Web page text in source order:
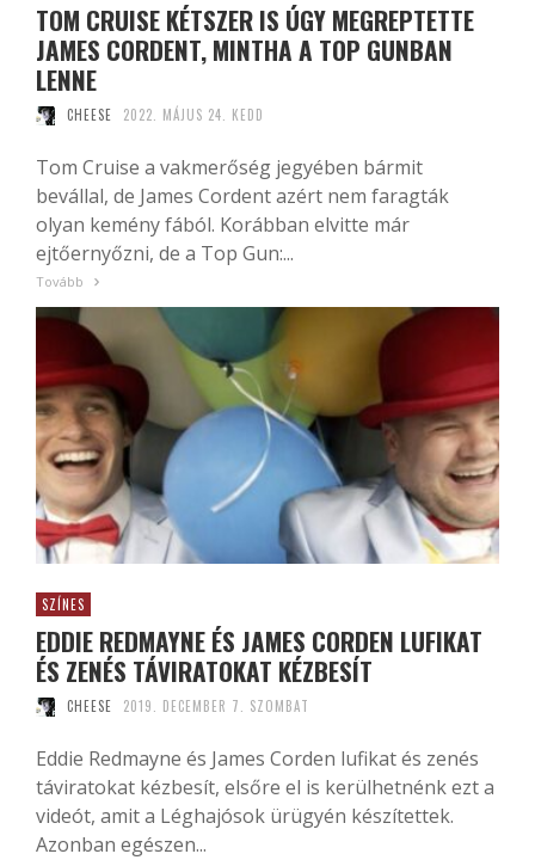
TOM CRUISE KÉTSZER IS ÚGY MEGREPTETTE
JAMES CORDENT, MINTHA A TOP GUNBAN
LENNE
CHEESE 2022. MÁJUS 24. KEDD
Tom Cruise a vakmerőség jegyében bármit
bevállal, de James Cordent azért nem faragták
olyan kemény fából. Korábban elvitte már
ejtőernyőzni, de a Top Gun:...
Tovább
SZÍNES
EDDIE REDMAYNE ÉS JAMES CORDEN LUFIKAT
ÉS ZENÉS TÁVIRATOKAT KÉZBESÍT
CHEESE 2019. DECEMBER 7. SZOMBAT
Eddie Redmayne és James Corden lufikat és zenés
táviratokat kézbesít, elsőre el is kerülhetnénk ezt a
videót, amit a Léghajósok ürügyén készítettek.
Azonban egészen...